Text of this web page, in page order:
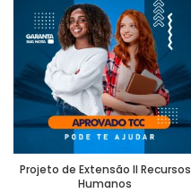
Projeto de Extensão II Recursos
Humanos